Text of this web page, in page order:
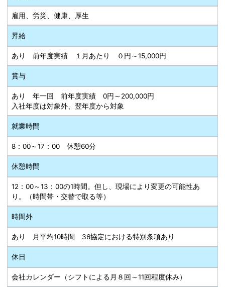
雇用、労災、健康、厚生
昇給
あり 前年度実績 １月あたり ０円～15,000円
賞与
あり 年一回 前年度実績 0円～200,000円
入社年度は対象外、翌年度から対象
就業時間
8：00～17：00 休憩60分
休憩時間
12：00～13：00の1時間。但し、現場により変更の可能性あ
り。（時間帯・交替で取る等）
時間外
あり 月平均10時間 36協定における特別条項あり
休日
会社カレンダー（シフトによる月８回～11回程度休み）